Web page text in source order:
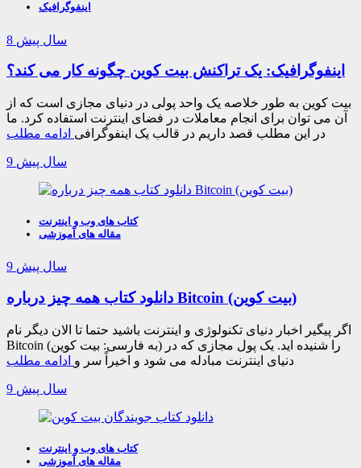
اینفوگرافیک
8 سال پیش
اینفوگرافیک: یک تراکنش بیت کوین چگونه کار می کند؟
بیت کوین به طور خلاصه یک واحد پولی در دنیای مجازی است که از
آن می توان برای انجام معاملات در فضای اینترنت استفاده کرد. ما
در این مطلب قصد داریم در قالب یک اینفوگرافی ادامه مطلب
9 سال پیش
کتاب های وب و اینترنت
مقاله های آموزشی
9 سال پیش
دانلود کتاب همه چیز درباره Bitcoin (بیت کوین)
اگر پیگیر اخبار دنیای تکنولوژی و اینترنت باشید حتما تا الان دیگر نام
Bitcoin (به فارسی: بیت کوین) را شنیده اید. یک پول مجازی که در
دنیای اینترنت مبادله می شود و اخیراً سر و ادامه مطلب
9 سال پیش
کتاب های وب و اینترنت
مقاله های آموزشی